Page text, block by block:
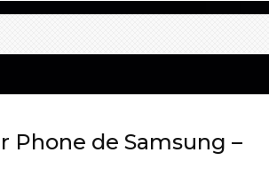
Phone de Samsung –